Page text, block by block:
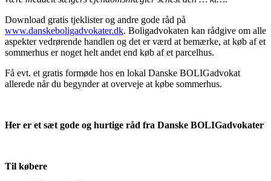
Download gratis tjeklister og andre gode råd på
www.danskeboligadvokater.dk. Boligadvokaten kan rådgive om alle
aspekter vedrørende handlen og det er værd at bemærke, at køb af et
sommerhus er noget helt andet end køb af et parcelhus.
Få evt. et gratis formøde hos en lokal Danske BOLIGadvokat
allerede når du begynder at overveje at købe sommerhus.
Her er et sæt gode og hurtige råd fra Danske BOLIGadvokater
Til købere